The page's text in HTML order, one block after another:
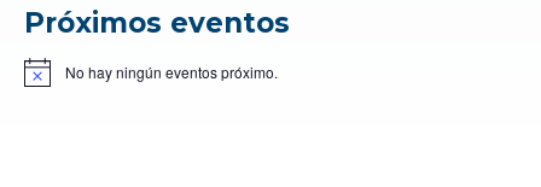
Próximos eventos
Aviso No hay ningún eventos próximo.